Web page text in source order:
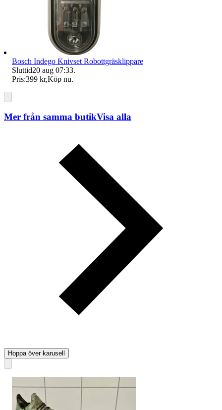
Bosch Indego Knivset Robottgräsklippare
Sluttid20 aug 07:33.
Pris:399 kr,Köp nu.
Mer från samma butikVisa alla
Hoppa över karusell